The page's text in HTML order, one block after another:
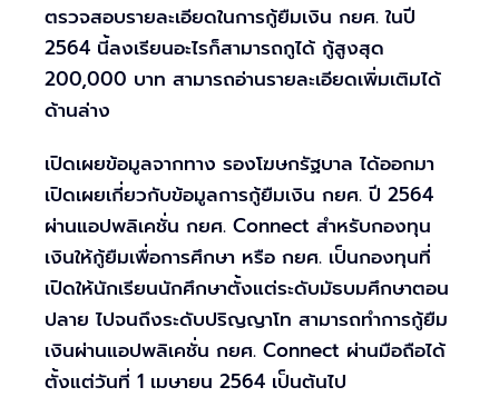
ตรวจสอบรายละเอียดในการกู้ยืมเงิน กยศ. ในปี
2564 นี้ลงเรียนอะไรก็สามารถกูได้ กู้สูงสุด
200,000 บาท สามารถอ่านรายละเอียดเพิ่มเติมได้
ด้านล่าง
เปิดเผยข้อมูลจากทาง รองโฆษกรัฐบาล ได้ออกมา
เปิดเผยเกี่ยวกับข้อมูลการกู้ยืมเงิน กยศ. ปี 2564
ผ่านแอปพลิเคชั่น กยศ. Connect สำหรับกองทุน
เงินให้กู้ยืมเพื่อการศึกษา หรือ กยศ. เป็นกองทุนที่
เปิดให้นักเรียนนักศึกษาตั้งแต่ระดับมัธบมศึกษาตอน
ปลาย ไปจนถึงระดับปริญญาโท สามารถทำการกู้ยืม
เงินผ่านแอปพลิเคชั่น กยศ. Connect ผ่านมือถือได้
ตั้งแต่วันที่ 1 เมษายน 2564 เป็นต้นไป